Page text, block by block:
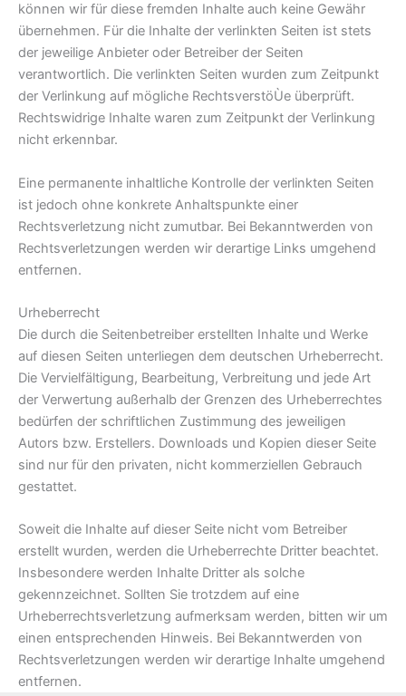
können wir für diese fremden Inhalte auch keine Gewähr
übernehmen. Für die Inhalte der verlinkten Seiten ist stets
der jeweilige Anbieter oder Betreiber der Seiten
verantwortlich. Die verlinkten Seiten wurden zum Zeitpunkt
der Verlinkung auf mögliche RechtsverstöÙe überprüft.
Rechtswidrige Inhalte waren zum Zeitpunkt der Verlinkung
nicht erkennbar.
Eine permanente inhaltliche Kontrolle der verlinkten Seiten
ist jedoch ohne konkrete Anhaltspunkte einer
Rechtsverletzung nicht zumutbar. Bei Bekanntwerden von
Rechtsverletzungen werden wir derartige Links umgehend
entfernen.
Urheberrecht
Die durch die Seitenbetreiber erstellten Inhalte und Werke
auf diesen Seiten unterliegen dem deutschen Urheberrecht.
Die Vervielfältigung, Bearbeitung, Verbreitung und jede Art
der Verwertung außerhalb der Grenzen des Urheberrechtes
bedürfen der schriftlichen Zustimmung des jeweiligen
Autors bzw. Erstellers. Downloads und Kopien dieser Seite
sind nur für den privaten, nicht kommerziellen Gebrauch
gestattet.
Soweit die Inhalte auf dieser Seite nicht vom Betreiber
erstellt wurden, werden die Urheberrechte Dritter beachtet.
Insbesondere werden Inhalte Dritter als solche
gekennzeichnet. Sollten Sie trotzdem auf eine
Urheberrechtsverletzung aufmerksam werden, bitten wir um
einen entsprechenden Hinweis. Bei Bekanntwerden von
Rechtsverletzungen werden wir derartige Inhalte umgehend
entfernen.